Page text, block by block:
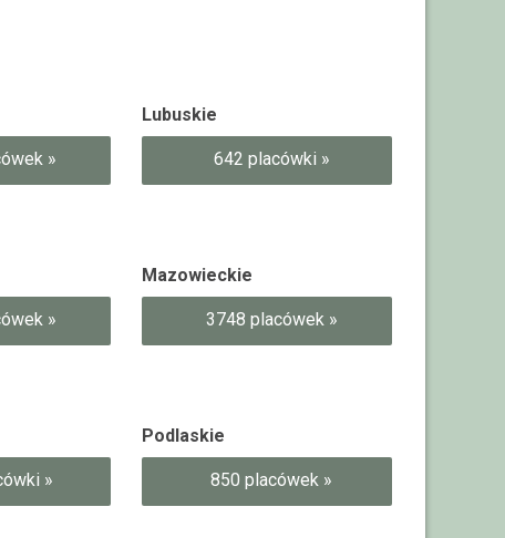
»
Lubuskie
642 placówki »
»
Mazowieckie
3748 placówek »
»
Podlaskie
850 placówek »